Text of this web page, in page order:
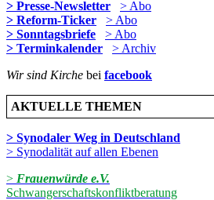
> Presse-Newsletter
> Abo
> Reform-Ticker
> Abo
> Sonntagsbriefe
> Abo
> Terminkalender
> Archiv
Wir sind Kirche bei facebook
AKTUELLE THEMEN
> Synodaler Weg in Deutschland
> Synodalität auf allen Ebenen
> Frauenwürde e.V.
Schwangerschaftskonfliktberatung